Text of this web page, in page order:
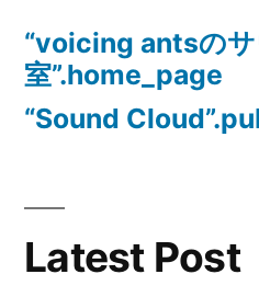
ン“voicing antsの
室”.home_page
“Sound
Latest Post